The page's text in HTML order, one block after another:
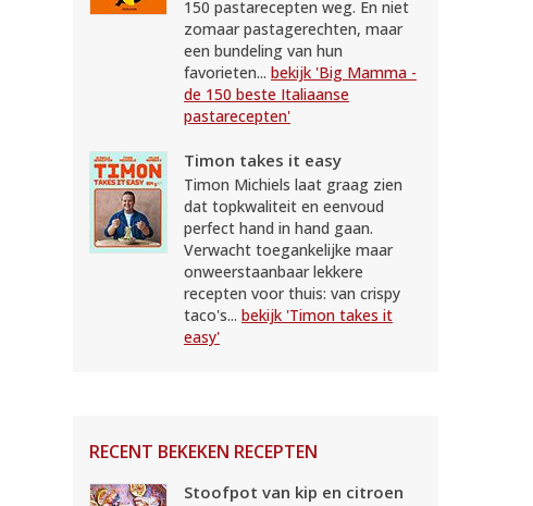
150 pastarecepten weg. En niet
zomaar pastagerechten, maar
een bundeling van hun
favorieten... bekijk 'Big Mamma -
de 150 beste Italiaanse
pastarecepten'
Timon takes it easy
Timon Michiels laat graag zien
dat topkwaliteit en eenvoud
perfect hand in hand gaan.
Verwacht toegankelijke maar
onweerstaanbaar lekkere
recepten voor thuis: van crispy
taco's... bekijk 'Timon takes it
easy'
RECENT BEKEKEN RECEPTEN
Stoofpot van kip en citroen